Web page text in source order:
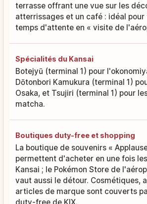
terrasse offrant une vue sur les
atterrissages et un café : idéal
temps d'attente en « visite de
Spécialités du Kansai
Botejyū (terminal 1) pour
Dōtonbori Kamukura (terminal 1)
Osaka, et Tsujiri (terminal 1) pour
matcha.
Boutiques duty-free et shopping
La boutique de souvenirs «
permettent d'acheter en une fois
Kansai ; le Pokémon Store de
vaut aussi le détour. Cosmétiques,
articles de marque sont couverts